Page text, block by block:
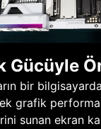
Gücüyle
bir
grafik
sunan ekran